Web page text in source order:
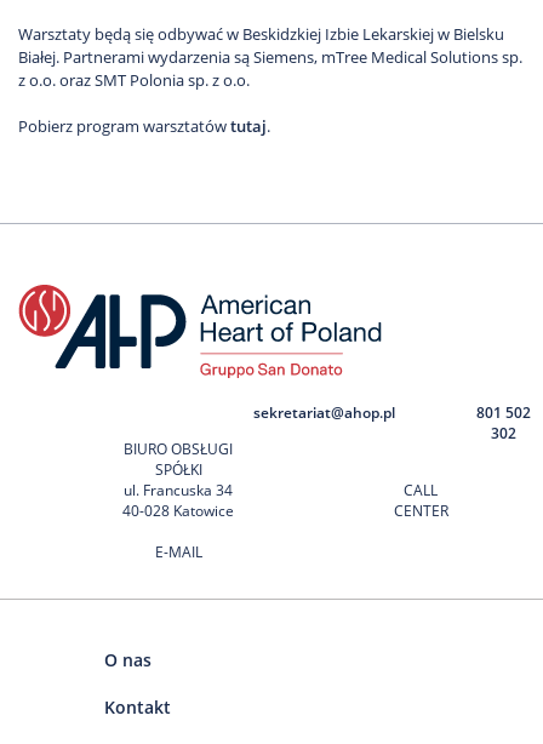
Warsztaty będą się odbywać w Beskidzkiej Izbie Lekarskiej w Bielsku
Białej. Partnerami wydarzenia są Siemens, mTree Medical Solutions sp.
z o.o. oraz SMT Polonia sp. z o.o.
Pobierz program warsztatówtutaj.
BIURO OBSŁUGI
SPÓŁKI
ul. Francuska 34
40-028 Katowice
E-MAIL
sekretariat@ahop.pl
CALL
CENTER
801 502
302
O nas
Kontakt